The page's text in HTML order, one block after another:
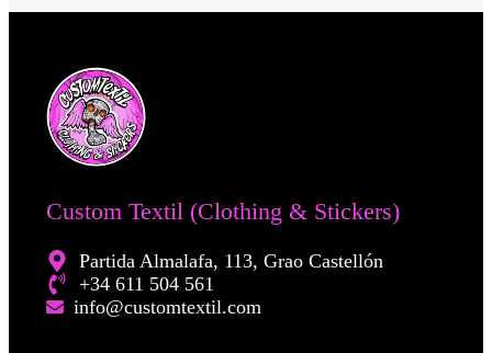
Custom Textil (Clothing & Stickers)
Partida Almalafa, 113, Grao Castellón
+34 611 504 561
info@customtextil.com